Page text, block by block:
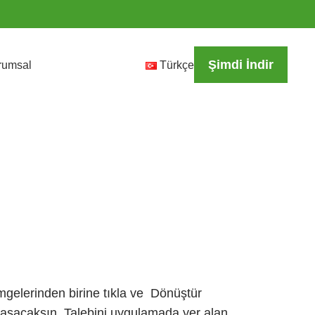
Türkçe Şimdi İndir
birine tıkla ve Dönüştür